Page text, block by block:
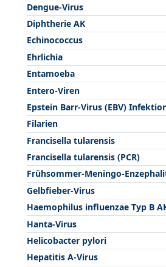
Dengue-Virus
Diphtherie AK
Echinococcus
Ehrlichia
Entamoeba
Entero-Viren
Epstein Barr-Virus (EBV)
Filarien
Francisella tularensis
Francisella tularensis (PCR)
Frühsommer-Meningo-
Gelbfieber-Virus
Haemophilus influenzae Typ B
Hanta-Virus
Helicobacter pylori
Hepatitis A-Virus